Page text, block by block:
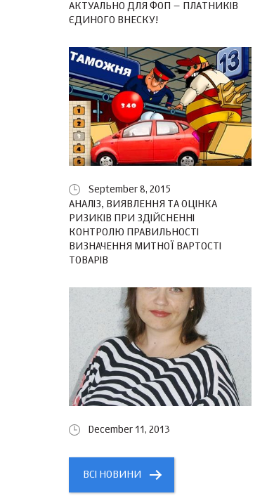
АКТУАЛЬНО ДЛЯ ФОП – ПЛАТНИКІВ
ЄДИНОГО ВНЕСКУ!
September 8, 2015
АНАЛІЗ, ВИЯВЛЕННЯ ТА ОЦІНКА
РИЗИКІВ ПРИ ЗДІЙСНЕННІ
КОНТРОЛЮ ПРАВИЛЬНОСТІ
ВИЗНАЧЕННЯ МИТНОЇ ВАРТОСТІ
ТОВАРІВ
December 11, 2013
ВСІ НОВИНИ